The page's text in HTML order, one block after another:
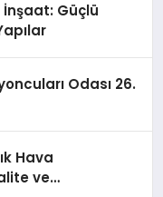
İnşaat: Güçlü
Odası 26.
Hava
ve